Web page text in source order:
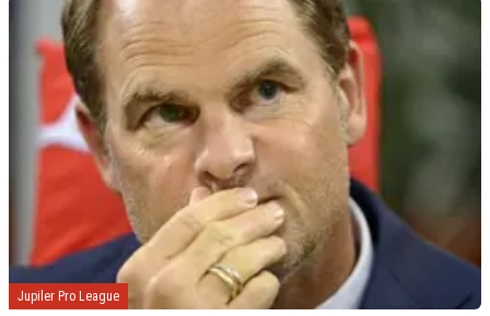
Jupiler Pro League